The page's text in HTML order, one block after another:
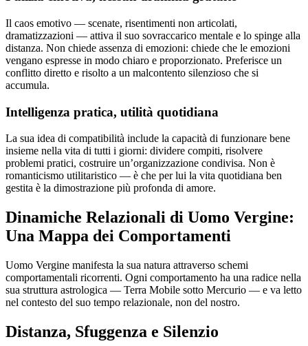
Il caos emotivo — scenate, risentimenti non articolati,
dramatizzazioni — attiva il suo sovraccarico mentale e lo spinge alla
distanza. Non chiede assenza di emozioni: chiede che le emozioni
vengano espresse in modo chiaro e proporzionato. Preferisce un
conflitto diretto e risolto a un malcontento silenzioso che si
accumula.
Intelligenza pratica, utilità quotidiana
La sua idea di compatibilità include la capacità di funzionare bene
insieme nella vita di tutti i giorni: dividere compiti, risolvere
problemi pratici, costruire un’organizzazione condivisa. Non è
romanticismo utilitaristico — è che per lui la vita quotidiana ben
gestita è la dimostrazione più profonda di amore.
Dinamiche Relazionali di Uomo Vergine:
Una Mappa dei Comportamenti
Uomo Vergine manifesta la sua natura attraverso schemi
comportamentali ricorrenti. Ogni comportamento ha una radice nella
sua struttura astrologica — Terra Mobile sotto Mercurio — e va letto
nel contesto del suo tempo relazionale, non del nostro.
Distanza, Sfuggenza e Silenzio